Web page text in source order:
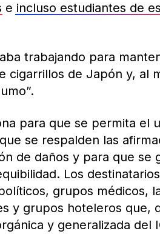
e incluso estudiantes de
trabajando para
cigarrillos de Japón y, al
para que se permita el
se respalden las
de daños y para que se
Los
grupos médicos,
y grupos hoteleros que,
y generalizada del